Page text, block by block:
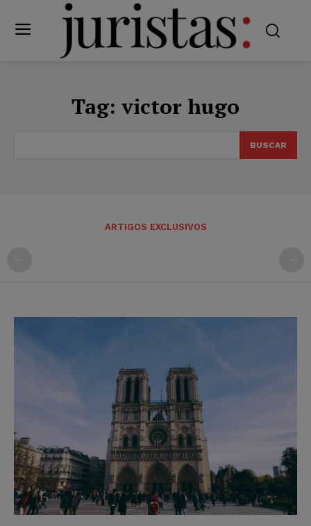
Tag: victor hugo
BUSCAR
ARTIGOS EXCLUSIVOS